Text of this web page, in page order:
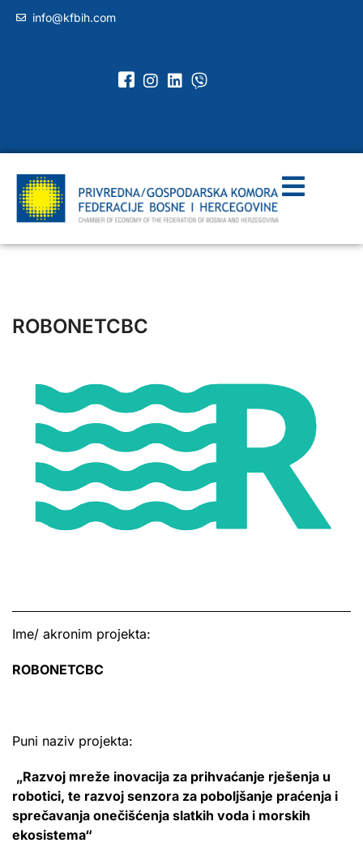
info@kfbih.com
ROBONETCBC
Ime/ akronim projekta:
ROBONETCBC
Puni naziv projekta:
„Razvoj mreže inovacija za prihvaćanje rješenja u
robotici, te razvoj senzora za poboljšanje praćenja i
sprečavanja onečišćenja slatkih voda i morskih
ekosistema“